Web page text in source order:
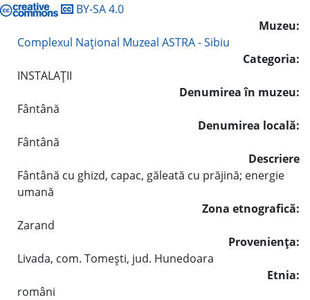
BY-SA 4.0
Muzeu:
Complexul Naţional Muzeal ASTRA - Sibiu
Categoria:
INSTALAŢII
Denumirea în muzeu:
Fântână
Denumirea locală:
Fântână
Descriere
Fântână cu ghizd, capac, găleată cu prăjină; energie
umană
Zona etnografică:
Zarand
Provenienţa:
Livada, com. Tomeşti, jud. Hunedoara
Etnia:
români